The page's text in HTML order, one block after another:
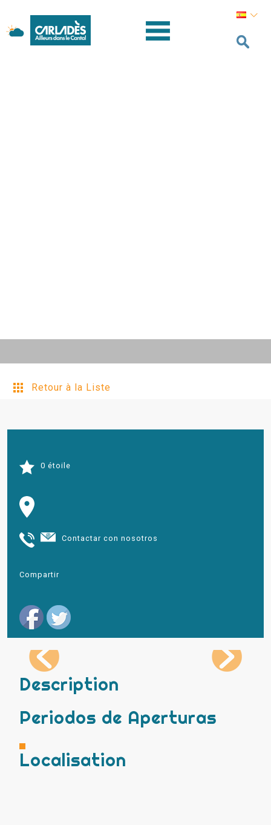
Retour à la Liste
0 étoile
Contactar con nosotros
Compartir
Description
Periodos de Aperturas
Localisation